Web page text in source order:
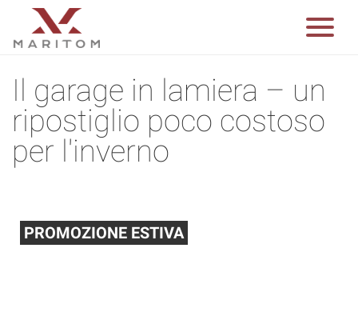
Il garage in lamiera – un
ripostiglio poco costoso
per l'inverno
PROMOZIONE ESTIVA